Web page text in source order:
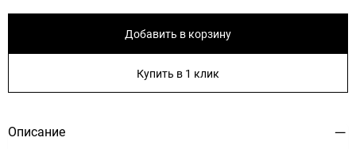
Добавить в корзину
Купить в 1 клик
Описание